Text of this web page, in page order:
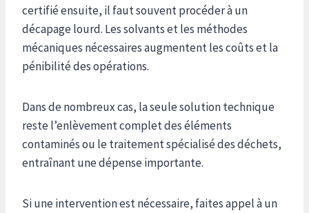
certifié ensuite, il faut souvent procéder à un
décapage lourd. Les solvants et les méthodes
mécaniques nécessaires augmentent les coûts et la
pénibilité des opérations.
Dans de nombreux cas, la seule solution technique
reste l’enlèvement complet des éléments
contaminés ou le traitement spécialisé des déchets,
entraînant une dépense importante.
Si une intervention est nécessaire, faites appel à un